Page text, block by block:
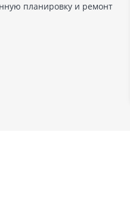
планировку и ремонт